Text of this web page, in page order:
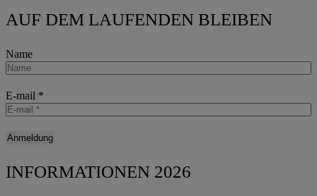
AUF DEM LAUFENDEN BLEIBEN
Name
E-mail *
INFORMATIONEN 2026